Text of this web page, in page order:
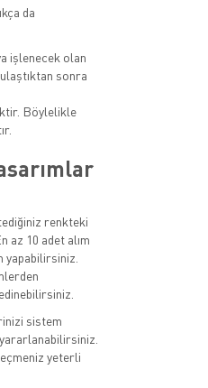
da
işlenecek olan
sonra
Böylelikle
renkteki
az 10 adet alım
yapabilirsiniz.
sistem
yeterli